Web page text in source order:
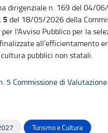
dirigenziale n. 169 del 04/
5 del 18/05/2026 della
l'Avviso Pubblico per la
all’efficientamento
pubblici non statali.
5 Commissione di Valutazione
Turismo e Cultura